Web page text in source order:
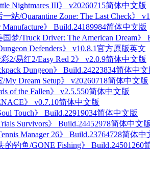
Nightmares III》 v20260715简体中文版
一站/Quarantine Zone: The Last Check》
Manufacture》 Build.24189984简体中文版
国梦/Truck Driver: The American Dream
Defenders》 v10.8.1官方原版英文
2/易红2/Easy Red 2》 v2.0.9简体中文版
Dungeon》 Build.24223834简体中
/My Dream Setup》 v20260718简体中文版
of the Fallen》 v2.5.550简体中文版
》 v0.7.10简体中文版
Touch》 Build.22919034简体中文版
Survivors》 Build.24452978简体中文
Manager 26》 Build.23764728简体中
的钓鱼/GONE Fishing》 Build.24501260